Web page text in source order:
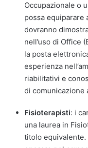
Occupazionale o
possa equiparare
dovranno
nell’uso di Office
la posta
esperienza
riabilitativi e
di comunicazione
Fisioterapisti: i
una laurea in
titolo equivalente.